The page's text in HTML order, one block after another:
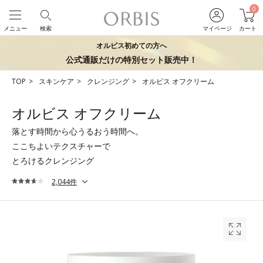
マイページ
0
カート
検索
メニュー
オルビス初めての方へ
公式通販だけの特別セット販売中！
TOP スキンケア クレンジング オルビス オフクリーム
オルビス オフクリーム
落とす時間から心うるおう時間へ。
ここちよいテクスチャーで
とろけるクレンジング
2,044件